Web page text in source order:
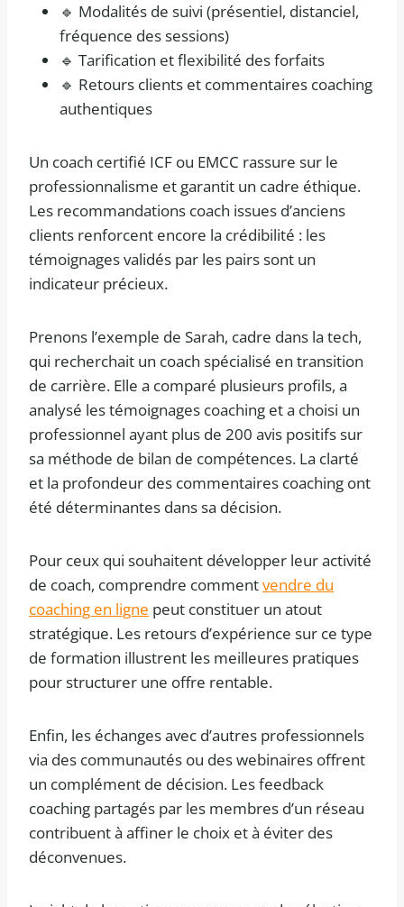
🔹 Modalités de suivi (présentiel, distanciel,
fréquence des sessions)
🔹 Tarification et flexibilité des forfaits
🔹 Retours clients et commentaires coaching
authentiques
Un coach certifié ICF ou EMCC rassure sur le
professionnalisme et garantit un cadre éthique.
Les recommandations coach issues d’anciens
clients renforcent encore la crédibilité : les
témoignages validés par les pairs sont un
indicateur précieux.
Prenons l’exemple de Sarah, cadre dans la tech,
qui recherchait un coach spécialisé en transition
de carrière. Elle a comparé plusieurs profils, a
analysé les témoignages coaching et a choisi un
professionnel ayant plus de 200 avis positifs sur
sa méthode de bilan de compétences. La clarté
et la profondeur des commentaires coaching ont
été déterminantes dans sa décision.
Pour ceux qui souhaitent développer leur activité
de coach, comprendre commentvendre du
coaching en ligne peut constituer un atout
stratégique. Les retours d’expérience sur ce type
de formation illustrent les meilleures pratiques
pour structurer une offre rentable.
Enfin, les échanges avec d’autres professionnels
via des communautés ou des webinaires offrent
un complément de décision. Les feedback
coaching partagés par les membres d’un réseau
contribuent à affiner le choix et à éviter des
déconvenues.